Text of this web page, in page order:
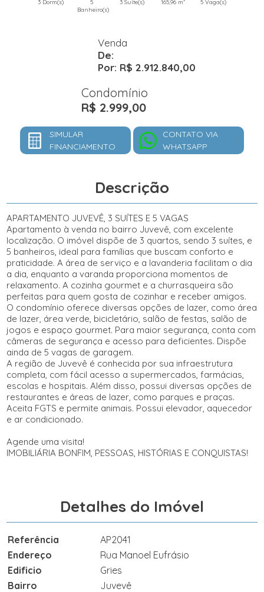
3 Dorm(s)
5
Banheiro(s)
3 Suíte(s) 165,96 m² 5 Vaga(s)
Venda
De:
Por: R$ 2.912.840,00
Condomínio
R$ 2.999,00
SIMULAR
FINANCIAMENTO
CONTATO VIA
WHATSAPP
Descrição
APARTAMENTO JUVEVÊ, 3 SUÍTES E 5 VAGAS
Apartamento à venda no bairro Juvevê, com excelente
localização. O imóvel dispõe de 3 quartos, sendo 3 suítes, e
5 banheiros, ideal para famílias que buscam conforto e
praticidade. A área de serviço e a lavanderia facilitam o dia
a dia, enquanto a varanda proporciona momentos de
relaxamento. A cozinha gourmet e a churrasqueira são
perfeitas para quem gosta de cozinhar e receber amigos.
O condomínio oferece diversas opções de lazer, como área
de lazer, área verde, bicicletário, salão de festas, salão de
jogos e espaço gourmet. Para maior segurança, conta com
câmeras de segurança e acesso para deficientes. Dispõe
ainda de 5 vagas de garagem.
A região de Juvevê é conhecida por sua infraestrutura
completa, com fácil acesso a supermercados, farmácias,
escolas e hospitais. Além disso, possui diversas opções de
restaurantes e áreas de lazer, como parques e praças.
Aceita FGTS e permite animais. Possui elevador, aquecedor
e ar condicionado.
Agende uma visita!
IMOBILIÁRIA BONFIM, PESSOAS, HISTÓRIAS E CONQUISTAS!
Detalhes do Imóvel
Referência
AP2041
Endereço
Rua Manoel Eufrásio
Edificio
Gries
Bairro
Juvevê